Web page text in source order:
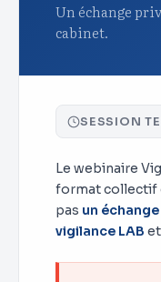
Un échange
cabinet.
SESSION
Le webinaire
format collectif
pas un
vigilance LAB